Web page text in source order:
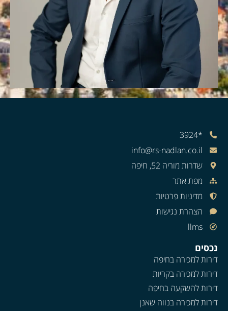
*3924
info@rs-nadlan.co.il
שדרות מוריה 52, חיפה
מפת אתר
מדיניות פרטיות
הצהרת נגישות
llms
נכסים
דירות למכירה בחיפה
דירות למכירה בקריות
דירות להשקעה בחיפה
דירות למכירה בנווה שאנן